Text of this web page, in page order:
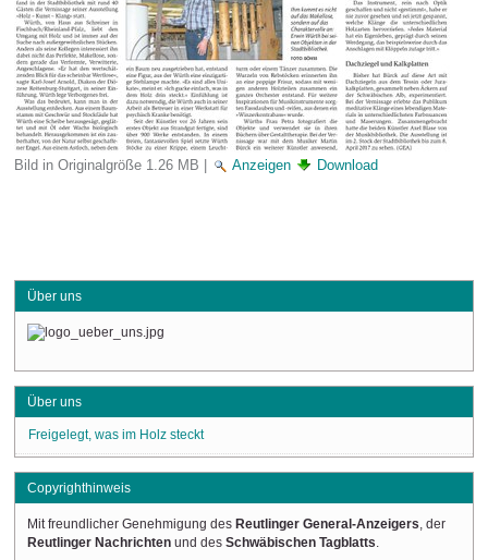
Bild in Originalgröße 1.26 MB | Anzeigen Download
Über uns
Über uns
Freigelegt, was im Holz steckt
Copyrighthinweis
Mit freundlicher Genehmigung des Reutlinger General-Anzeigers , der
Reutlinger Nachrichten und desSchwäbischen Tagblatts